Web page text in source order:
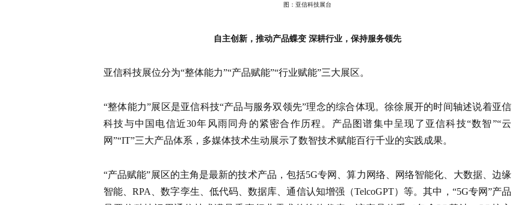
图：亚信科技展台
自主创新，推动产品蝶变 深耕行业，保持服务领先
亚信科技展位分为“整体能力”“产品赋能”“行业赋能”三大展区。
“整体能力”展区是亚信科技“产品与服务双领先”理念的综合体现。徐徐展开的时间轴述说着亚信
科技与中国电信近30年风雨同舟的紧密合作历程。产品图谱集中呈现了亚信科技“数智”“云
网”“IT”三大产品体系，多媒体技术生动展示了数智技术赋能百行千业的实践成果。
“产品赋能”展区的主角是最新的技术产品，包括5G专网、算力网络、网络智能化、大数据、边缘
智能、RPA、数字孪生、低代码、数据库、通信认知增强（TelcoGPT）等。其中，“5G专网”产品